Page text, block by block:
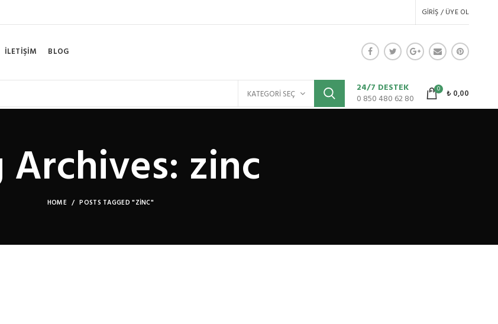
GIRIŞ / ÜYE OL
İLETİŞİM BLOG
KATEGORI SEÇ
24/7 DESTEK
0 850 480 62 80
0 ₺0,00
Archives: zinc
HOME POSTS TAGGED "ZINC"